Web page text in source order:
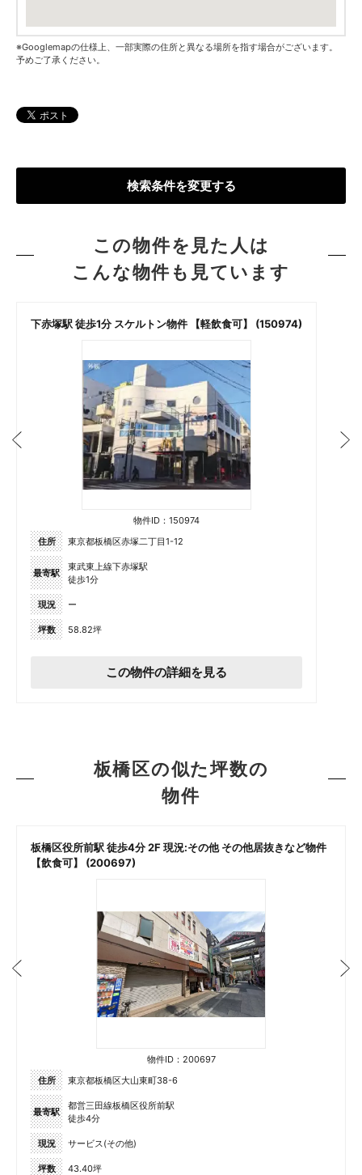
※Googlemapの仕様上、一部実際の住所と異なる場所を指す場合がございます。
予めご了承ください。
検索条件を変更する
この物件を見た人は
こんな物件も見ています
下赤塚駅 徒歩1分 スケルトン物件 【軽飲食可】 (150974)
物件ID：150974
住所
東京都板橋区赤塚二丁目1-12
最寄駅
東武東上線下赤塚駅
徒歩1分
現況 ー
坪数 58.82坪
この物件の詳細を見る
板橋区の似た坪数の
物件
板橋区役所前駅 徒歩4分 2F 現況:その他 その他居抜きなど物件
【飲食可】 (200697)
物件ID：200697
住所
東京都板橋区大山東町38-6
最寄駅
都営三田線板橋区役所前駅
徒歩4分
現況 サービス(その他)
坪数 43.40坪